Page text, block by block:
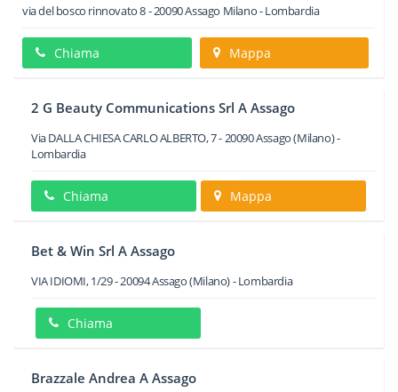
via del bosco rinnovato 8-20090Assago Milano -Lombardia
Chiama Mappa
2 G Beauty Communications Srl A Assago
Via DALLA CHIESA CARLO ALBERTO, 7-20090Assago(Milano) -
Lombardia
Chiama Mappa
Bet & Win Srl A Assago
VIA IDIOMI, 1/29-20094Assago(Milano) -Lombardia
Chiama
Brazzale Andrea A Assago